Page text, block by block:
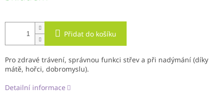
Přidat do košíku
Pro zdravé trávení, správnou funkci střev a při nadýmání (díky
mátě, hořci, dobromyslu).
Detailní informace